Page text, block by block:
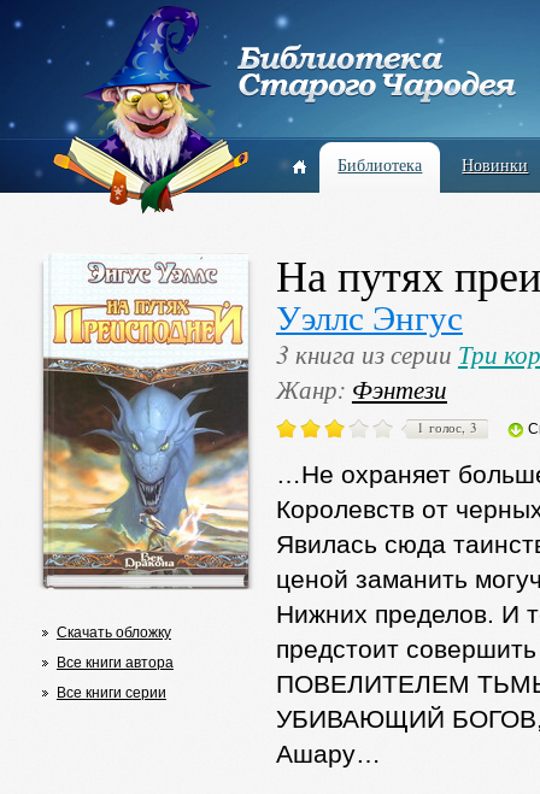
Библиотека Новинки
Скачать обложку
Все книги автора
Все книги серии
На путях
Уэллс Энгус
3 книга из серии Три
Жанр: Фэнтези
1 голос, 3
…Не охраняет
Королевств от
Явилась сюда
ценой заманить
Нижних пределов. И
предстоит
ПОВЕЛИТЕЛЕМ ТЬМЫ.
УБИВАЮЩИЙ БОГОВ,
Ашару…